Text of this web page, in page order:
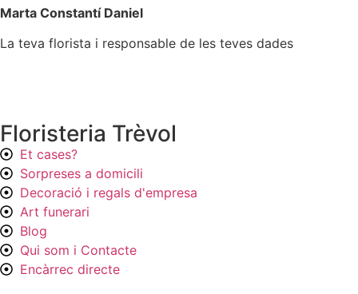
Marta Constantí Daniel
La teva florista i responsable de les teves dades
Floristeria Trèvol
Et cases?
Sorpreses a domicili
Decoració i regals d'empresa
Art funerari
Blog
Qui som i Contacte
Encàrrec directe